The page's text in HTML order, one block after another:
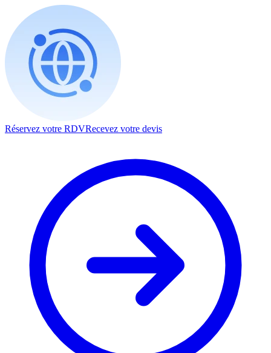
Réservez votre RDVRecevez votre devis